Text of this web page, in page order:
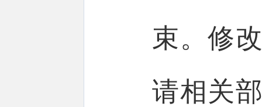
束。修
请相关